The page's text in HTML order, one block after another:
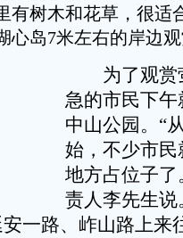
有树木和花草，很适
心岛7米左右的岸边
为了观赏
急的市民下
中山公园。“
始，不少市
地方占位子了
责人李先生
一路、岞山路上来